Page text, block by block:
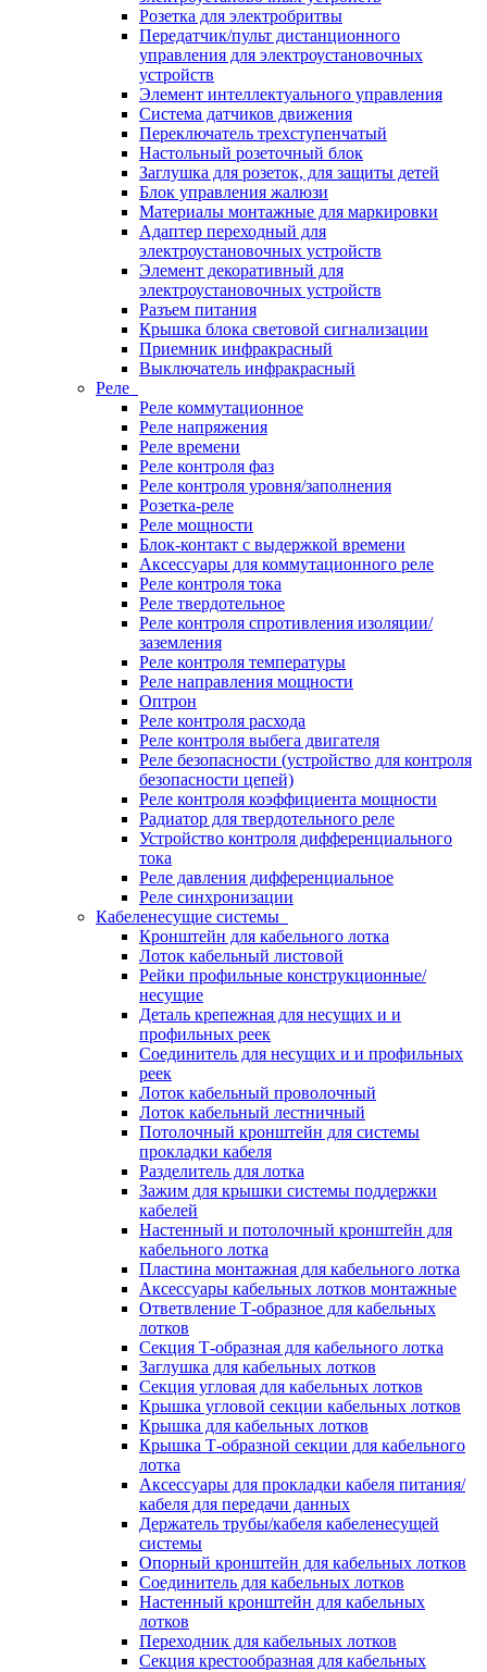
Розетка для электробритвы
Передатчик/пульт дистанционного
управления для электроустановочных
устройств
Элемент интеллектуального управления
Система датчиков движения
Переключатель трехступенчатый
Настольный розеточный блок
Заглушка для розеток, для защиты детей
Блок управления жалюзи
Материалы монтажные для маркировки
Адаптер переходный для
электроустановочных устройств
Элемент декоративный для
электроустановочных устройств
Разъем питания
Крышка блока световой сигнализации
Приемник инфракрасный
Выключатель инфракрасный
Реле
Реле коммутационное
Реле напряжения
Реле времени
Реле контроля фаз
Реле контроля уровня/заполнения
Розетка-реле
Реле мощности
Блок-контакт с выдержкой времени
Аксессуары для коммутационного реле
Реле контроля тока
Реле твердотельное
Реле контроля спротивления изоляции/
заземления
Реле контроля температуры
Реле направления мощности
Оптрон
Реле контроля расхода
Реле контроля выбега двигателя
Реле безопасности (устройство для контроля
безопасности цепей)
Реле контроля коэффициента мощности
Радиатор для твердотельного реле
Устройство контроля дифференциального
тока
Реле давления дифференциальное
Реле синхронизации
Кабеленесущие системы
Кронштейн для кабельного лотка
Лоток кабельный листовой
Рейки профильные конструкционные/
несущие
Деталь крепежная для несущих и и
профильных реек
Соединитель для несущих и и профильных
реек
Лоток кабельный проволочный
Лоток кабельный лестничный
Потолочный кронштейн для системы
прокладки кабеля
Разделитель для лотка
Зажим для крышки системы поддержки
кабелей
Настенный и потолочный кронштейн для
кабельного лотка
Пластина монтажная для кабельного лотка
Аксессуары кабельных лотков монтажные
Ответвление Т-образное для кабельных
лотков
Секция Т-образная для кабельного лотка
Заглушка для кабельных лотков
Секция угловая для кабельных лотков
Крышка угловой секции кабельных лотков
Крышка для кабельных лотков
Крышка Т-образной секции для кабельного
лотка
Аксессуары для прокладки кабеля питания/
кабеля для передачи данных
Держатель трубы/кабеля кабеленесущей
системы
Опорный кронштейн для кабельных лотков
Соединитель для кабельных лотков
Настенный кронштейн для кабельных
лотков
Переходник для кабельных лотков
Секция крестообразная для кабельных